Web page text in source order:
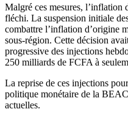
Malgré ces mesures, l’inflation
fléchi. La suspension initiale
combattre l’inflation d’origine
sous-région. Cette décision
progressive des injections
250 milliards de FCFA à
La reprise de ces injections
politique monétaire de la
actuelles.